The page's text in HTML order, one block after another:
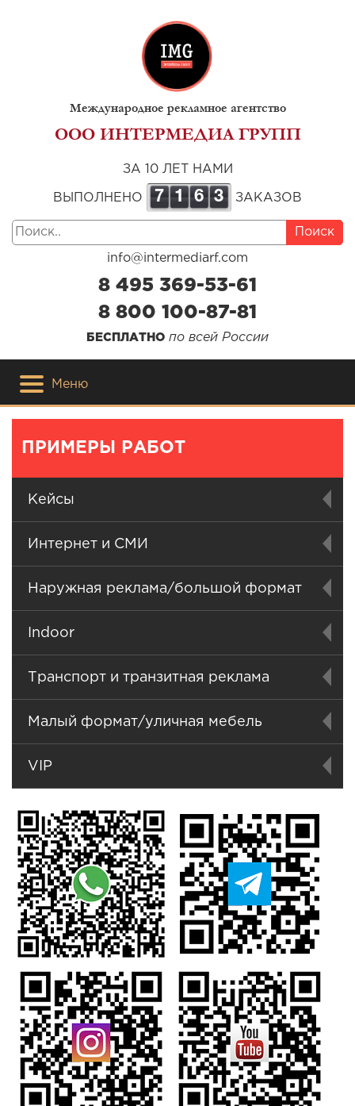
Международное рекламное агентство
ООО ИНТЕРМЕДИА ГРУПП
ЗА 10 ЛЕТ НАМИ
ВЫПОЛНЕНО 7 1 6 3 ЗАКАЗОВ
Поиск
info@intermediarf.com
8 495 369-53-61
8 800 100-87-81
БЕСПЛАТНО по всей России
Меню
ПРИМЕРЫ РАБОТ
Кейсы
Интернет и СМИ
Наружная реклама/большой формат
Indoor
Транспорт и транзитная реклама
Малый формат/уличная мебель
VIP